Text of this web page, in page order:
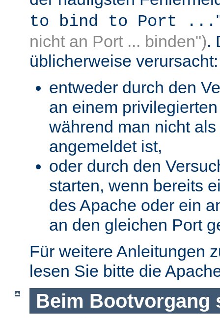
to bind to Port ...
nicht an Port ... binden").
üblicherweise verursacht:
entweder durch den
an einem
während man nicht
angemeldet ist,
oder durch den
starten, wenn bereits
des Apache oder ein
an den gleichen Port
Für weitere Anleitungen
lesen Sie bitte die
Beim Bootvorgang